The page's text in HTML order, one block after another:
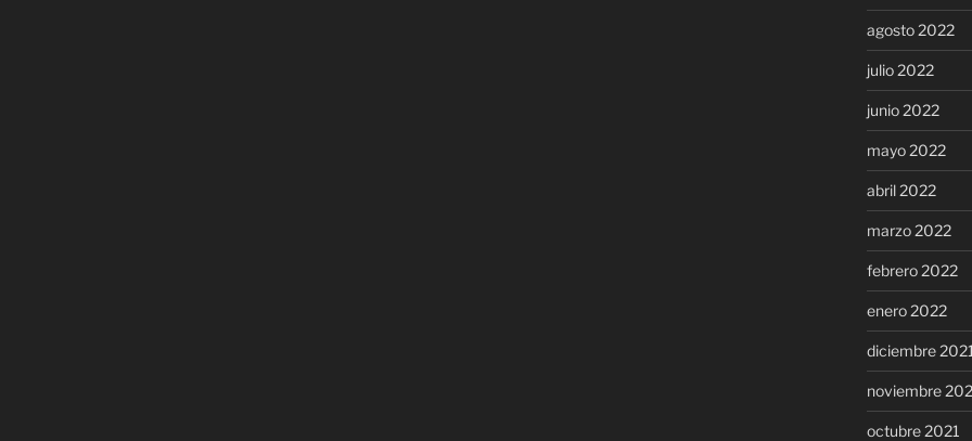
agosto 2022
julio 2022
junio 2022
mayo 2022
abril 2022
marzo 2022
febrero 2022
enero 2022
diciembre
noviembre
octubre 2021